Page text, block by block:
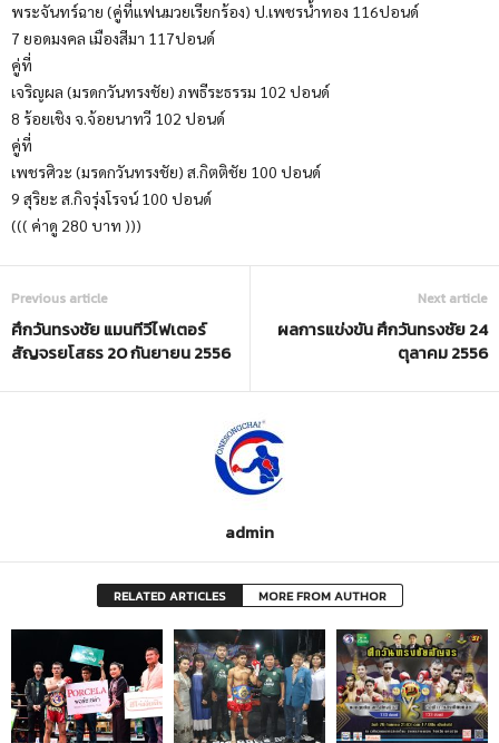
พระจันทร์ฉาย (คู่ที่แฟนมวยเรียกร้อง) ป.เพชรน้ำทอง 116ปอนด์
7 ยอดมงคล เมืองสีมา 117ปอนด์
คู่ที่
เจริญผล (มรดกวันทรงชัย) ภพธีระธรรม 102 ปอนด์
8 ร้อยเชิง จ.จ้อยนาทวี 102 ปอนด์
คู่ที่
เพชรศิวะ (มรดกวันทรงชัย) ส.กิตติชัย 100 ปอนด์
9 สุริยะ ส.กิจรุ่งโรจน์ 100 ปอนด์
((( ค่าดู 280 บาท )))
Previous article
ศึกวันทรงชัย แมนทีวีไฟเตอร์
สัญจรยโสธร 20 กันยายน 2556
Next article
ผลการแข่งขัน ศึกวันทรงชัย 24
ตุลาคม 2556
admin
RELATED ARTICLES MORE FROM AUTHOR